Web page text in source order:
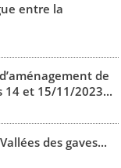
entre la
de
14 et 15/11/2023...
des gaves...